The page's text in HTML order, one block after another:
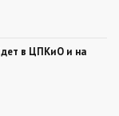
в ЦПКиО и на